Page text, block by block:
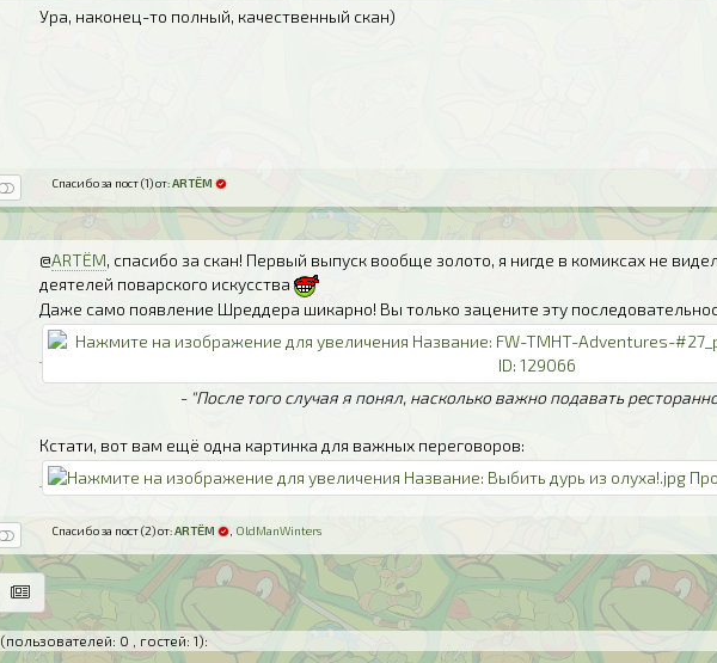
Ура, наконец-то полный, качественный скан)
Спасибо за пост (1) от:ARTЁM
@ARTЁM, спасибо за скан! Первый выпуск вообще золото, я нигде в комиксах не
деятелей поварского искусства
Даже само появление Шреддера шикарно! Вы только зацените эту
- "После того случая я понял, насколько важно подавать
Кстати, вот вам ещё одна картинка для важных переговоров:
Спасибо за пост (2) от:ARTЁM OldManWinters
(пользователей: 0 , гостей: 1):